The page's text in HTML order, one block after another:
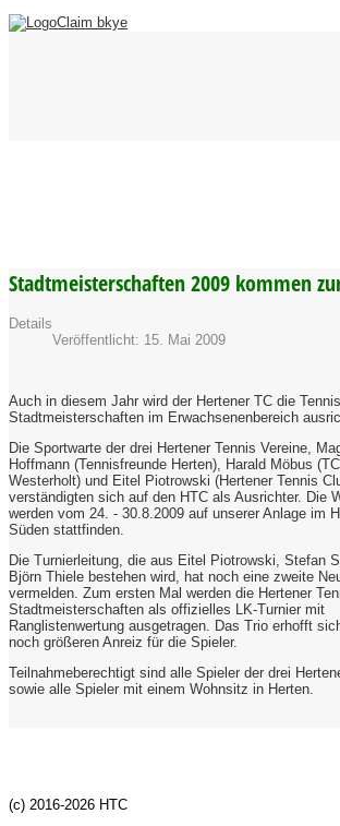
Stadtmeisterschaften 2009 kommen
Details
Veröffentlicht: 15. Mai 2009
Auch in diesem Jahr wird der Hertener TC die
Stadtmeisterschaften im Erwachsenenbereich
Die Sportwarte der drei Hertener Tennis Vereine,
Hoffmann (Tennisfreunde Herten), Harald Möbus
Westerholt) und Eitel Piotrowski (Hertener Tennis
verständigten sich auf den HTC als Ausrichter. Die
werden vom 24. - 30.8.2009 auf unserer Anlage im
Süden stattfinden.
Die Turnierleitung, die aus Eitel Piotrowski, Stefan
Björn Thiele bestehen wird, hat noch eine zweite
vermelden. Zum ersten Mal werden die Hertener
Stadtmeisterschaften als offizielles LK-Turnier mit
Ranglistenwertung ausgetragen. Das Trio erhofft
noch größeren Anreiz für die Spieler.
Teilnahmeberechtigt sind alle Spieler der drei
sowie alle Spieler mit einem Wohnsitz in Herten.
(c) 2016-2026 HTC